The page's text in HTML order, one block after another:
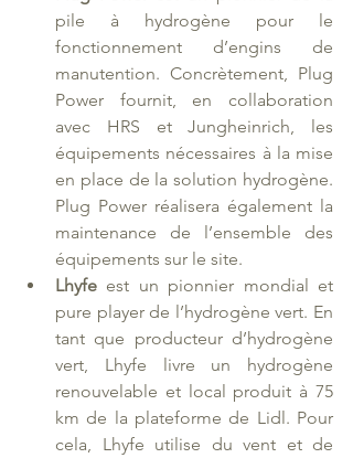
pile à hydrogène pour le
fonctionnement d’engins de
manutention. Concrètement, Plug
Power fournit, en collaboration
avec HRS et Jungheinrich, les
équipements nécessaires à la mise
en place de la solution hydrogène.
Plug Power réalisera également la
maintenance de l’ensemble des
équipements sur le site.
Lhyfe est un pionnier mondial et
pure player de l’hydrogène vert. En
tant que producteur d’hydrogène
vert, Lhyfe livre un hydrogène
renouvelable et local produit à 75
km de la plateforme de Lidl. Pour
cela, Lhyfe utilise du vent et de